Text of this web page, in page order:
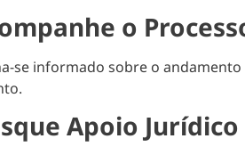
o
se informado sobre o
Apoio Jurídico